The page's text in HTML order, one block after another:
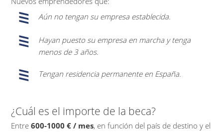
Aún no tengan su empresa establecida.
Hayan puesto su empresa en marcha y tenga
menos de 3 años.
Tengan residencia permanente en España.
¿Cuál es el importe de la beca?
Entre600-1000 € / mes, en función del país de destino y el